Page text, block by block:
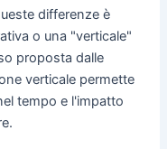
differenze è
o una "verticale"
proposta dalle
verticale permette
tempo e l'impatto